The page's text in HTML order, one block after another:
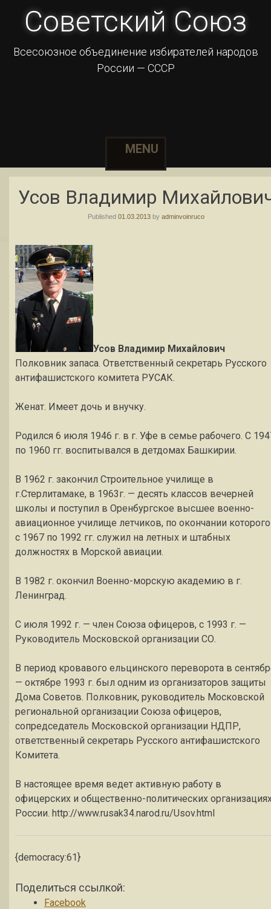
Советский Союз
Всесоюзное объединение избирателей народов
России — СССР
MENU
Skip to content
Усов Владимир
Published01.03.2013 byadminvoinruco
Усов Владимир Михайлович
Полковник запаса. Ответственный секретарь Русского
антифашистского комитета РУСАК.
Женат. Имеет дочь и внучку.
Родился 6 июля 1946 г. в г. Уфе в семье рабочего. С
по 1960 гг. воспитывался в детдомах Башкирии.
В 1962 г. закончил Строительное училище в
г.Стерлитамаке, в 1963г. — десять классов вечерней
школы и поступил в Оренбургское высшее военно-
авиационное училище летчиков, по окончании которого
с 1967 по 1992 гг. служил на летных и штабных
должностях в Морской авиации.
В 1982 г. окончил Военно-морскую академию в г.
Ленинград.
С июля 1992 г. — член Союза офицеров, с 1993 г. —
Руководитель Московской организации СО.
В период кровавого ельцинского переворота в
— октябре 1993 г. был одним из организаторов защиты
Дома Советов. Полковник, руководитель Московской
региональной организации Союза офицеров,
сопредседатель Московской организации НДПР,
ответственный секретарь Русского антифашистского
Комитета.
В настоящее время ведет активную работу в
офицерских и общественно-политических
России. http://www.rusak34.narod.ru/Usov.html
{democracy:61}
Поделиться ссылкой:
Facebook